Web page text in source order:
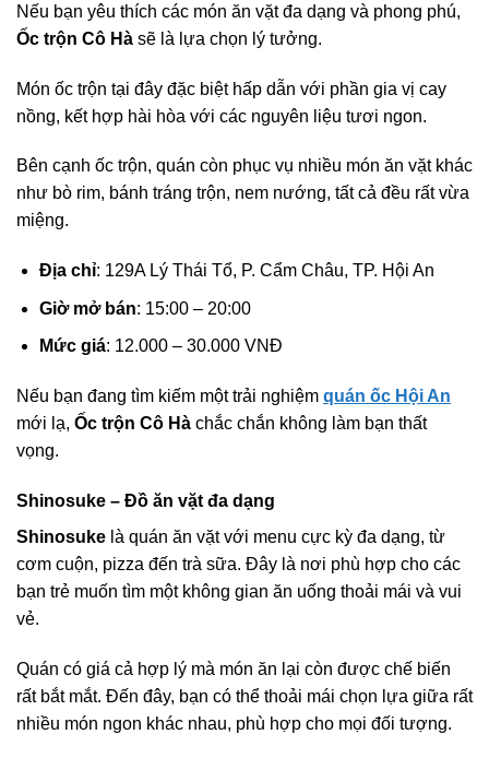
Nếu bạn yêu thích các món ăn vặt đa dạng và phong phú,
Ốc trộn Cô Hà sẽ là lựa chọn lý tưởng.
Món ốc trộn tại đây đặc biệt hấp dẫn với phần gia vị cay
nồng, kết hợp hài hòa với các nguyên liệu tươi ngon.
Bên cạnh ốc trộn, quán còn phục vụ nhiều món ăn vặt khác
như bò rim, bánh tráng trộn, nem nướng, tất cả đều rất vừa
miệng.
Địa chỉ: 129A Lý Thái Tổ, P. Cẩm Châu, TP. Hội An
Giờ mở bán: 15:00 – 20:00
Mức giá: 12.000 – 30.000 VNĐ
Nếu bạn đang tìm kiếm một trải nghiệm quán ốc Hội An
mới lạ, Ốc trộn Cô Hà chắc chắn không làm bạn thất
vọng.
Shinosuke – Đồ ăn vặt đa dạng
Shinosuke là quán ăn vặt với menu cực kỳ đa dạng, từ
cơm cuộn, pizza đến trà sữa. Đây là nơi phù hợp cho các
bạn trẻ muốn tìm một không gian ăn uống thoải mái và vui
vẻ.
Quán có giá cả hợp lý mà món ăn lại còn được chế biến
rất bắt mắt. Đến đây, bạn có thể thoải mái chọn lựa giữa rất
nhiều món ngon khác nhau, phù hợp cho mọi đối tượng.